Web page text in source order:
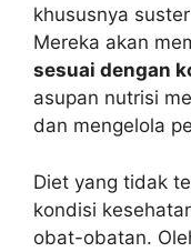
khususnya
Mereka akan
sesuai dengan
asupan nutrisi
dan mengelola
Diet yang tidak
kondisi
obat-obatan.